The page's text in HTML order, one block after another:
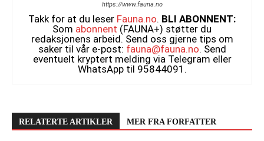
https://www.fauna.no
Takk for at du leser Fauna.no. BLI ABONNENT:
Som abonnent (FAUNA+) støtter du
redaksjonens arbeid. Send oss gjerne tips om
saker til vår e-post: fauna@fauna.no. Send
eventuelt kryptert melding via Telegram eller
WhatsApp til 95844091.
RELATERTE ARTIKLER MER FRA FORFATTER